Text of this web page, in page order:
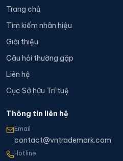
Trang chủ
Tìm kiếm nhãn hiệu
Giới thiệu
Câu hỏi thường gặp
Liên hệ
Cục Sở hữu Trí tuệ
Thông tin liên hệ
Email
contact@vntrademark.com
Hotline